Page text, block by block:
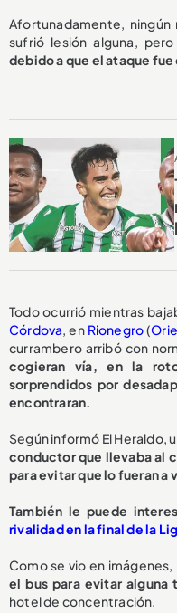
Afortunadamente,
sufrió lesión alguna, pero
debido a que el ataque
Todo ocurrió mientras
Córdova, en Rionegro(
currambero arribó con
cogieran vía, en la
sorprendidos por
encontraran.
Según informó El Heraldo,
conductor que llevaba al
para evitar que lo fueran a
También le puede
rivalidad en la final de la
Como se vio en imágenes,
el bus para evitar alguna
hotel de concentración.